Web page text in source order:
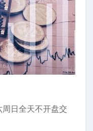
周日全天不开盘交